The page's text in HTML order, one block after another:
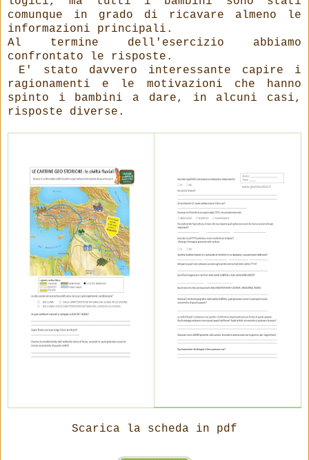
comunque in grado di ricavare almeno le
informazioni principali.
Al termine dell'esercizio abbiamo
confrontato le risposte.
E' stato davvero interessante capire i
ragionamenti e le motivazioni che hanno
spinto i bambini a dare, in alcuni casi,
risposte diverse.
Scarica la scheda in pdf